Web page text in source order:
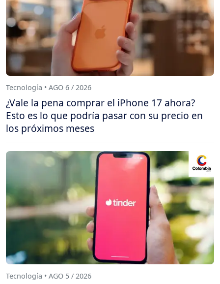
Tecnología • AGO 6 / 2026
¿Vale la pena comprar el iPhone 17 ahora?
Esto es lo que podría pasar con su precio en
los próximos meses
Tecnología • AGO 5 / 2026